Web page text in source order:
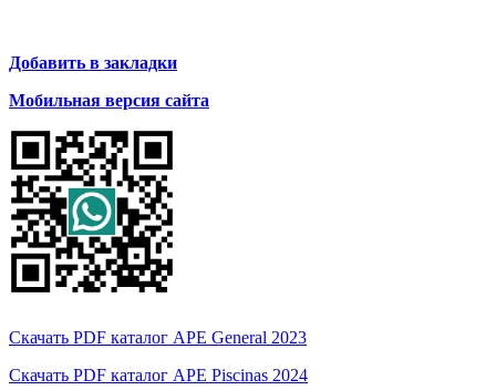
Добавить в закладки
Мобильная версия сайта
Скачать PDF каталог APE General 2023
Скачать PDF каталог APE Piscinas 2024